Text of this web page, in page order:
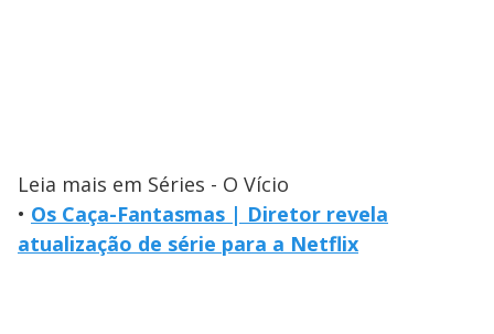
Leia mais em Séries - O Vício
• Os Caça-Fantasmas | Diretor revela
atualização de série para a Netflix